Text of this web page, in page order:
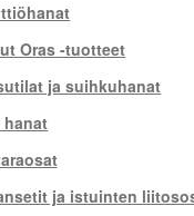
Oras -tuotteet
ja suihkuhanat
hanat
ja istuinten